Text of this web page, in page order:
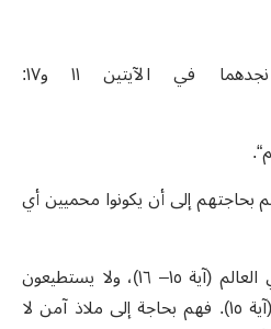
ببساطة يطلب أمرين نجدهما في الآيتين ١١ و١٧:
بحاجتهم إلى أن يكونوا محميين أي
إذ يواصل التلاميذ العيش في العالم (آية ١٥– ١٦)، ولا يستطيعون
التغلب على الشرير لوحدهم (آية ١٥). فهم بحاجة إلى ملاذ آمن لا